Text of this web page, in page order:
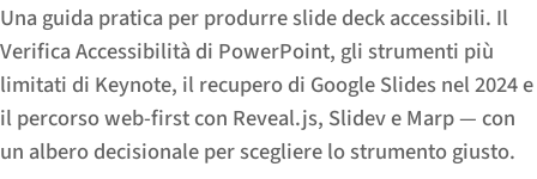
Una guida pratica per produrre slide deck accessibili. Il
Verifica Accessibilità di PowerPoint, gli strumenti più
limitati di Keynote, il recupero di Google Slides nel 2024 e
il percorso web-first con Reveal.js, Slidev e Marp — con
un albero decisionale per scegliere lo strumento giusto.